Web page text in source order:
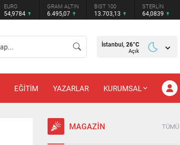
EURO
54,9784
GRAM ALTIN
6.495,07
BIST 100
13.703,13
STERLİN
64,0839
İstanbul, 26°C
Açık
EĞİTİM YAZARLAR KURUMSAL
MAGAZİN TÜMÜ